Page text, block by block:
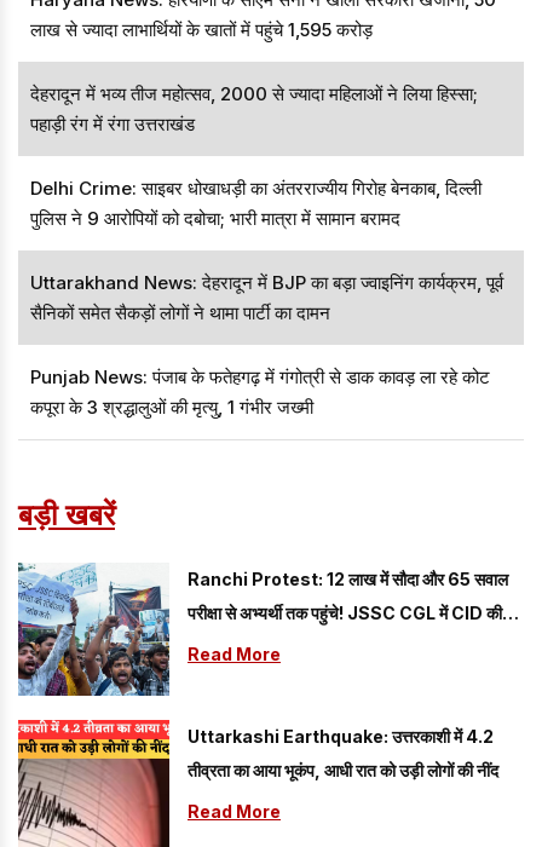
लाख से ज्यादा लाभार्थियों के खातों में पहुंचे 1,595 करोड़
देहरादून में भव्य तीज महोत्सव, 2000 से ज्यादा महिलाओं ने लिया हिस्सा;
पहाड़ी रंग में रंगा उत्तराखंड
Delhi Crime: साइबर धोखाधड़ी का अंतरराज्यीय गिरोह बेनकाब, दिल्ली
पुलिस ने 9 आरोपियों को दबोचा; भारी मात्रा में सामान बरामद
Uttarakhand News: देहरादून में BJP का बड़ा ज्वाइनिंग कार्यक्रम, पूर्व
सैनिकों समेत सैकड़ों लोगों ने थामा पार्टी का दामन
Punjab News: पंजाब के फतेहगढ़ में गंगोत्री से डाक कावड़ ला रहे कोट
कपूरा के 3 श्रद्धालुओं की मृत्यु, 1 गंभीर जख्मी
बड़ी खबरें
Ranchi Protest: 12 लाख में सौदा और 65 सवाल
परीक्षा से अभ्यर्थी तक पहुंचे! JSSC CGL में CID की
जांच में खुलासा
Read More
Uttarkashi Earthquake: उत्तरकाशी में 4.2
तीव्रता का आया भूकंप, आधी रात को उड़ी लोगों की नींद
Read More